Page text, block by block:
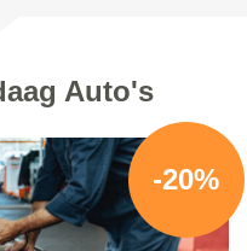
Auto's
-20%